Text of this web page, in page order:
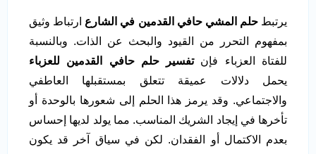
يرتبطحلم المشي حافي القدمين في الشارع ارتباط وثيق
بمفهوم التحرر من القيود والبحث عن الذات. وبالنسبة
للفتاة العزباء فإنتفسير حلم حافي القدمين للعزباء
يحمل دلالات عميقة تتعلق بمستقبلها العاطفي
والاجتماعي. وقد يرمز هذا الحلم إلى شعورها بالوحدة أو
تأخرها في إيجاد الشريك المناسب. مما يولد لديها إحساس
بعدم الاكتمال أو الفقدان. لكن في سياق آخر قد يكون